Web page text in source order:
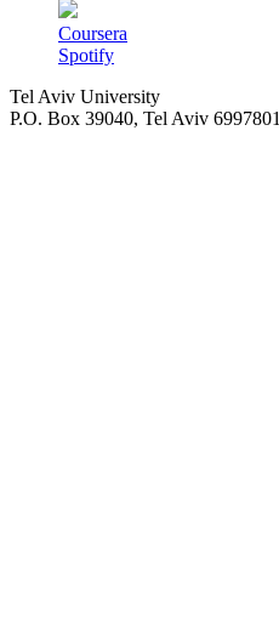
Coursera
Spotify
Tel Aviv University
P.O. Box 39040, Tel Aviv 6997801